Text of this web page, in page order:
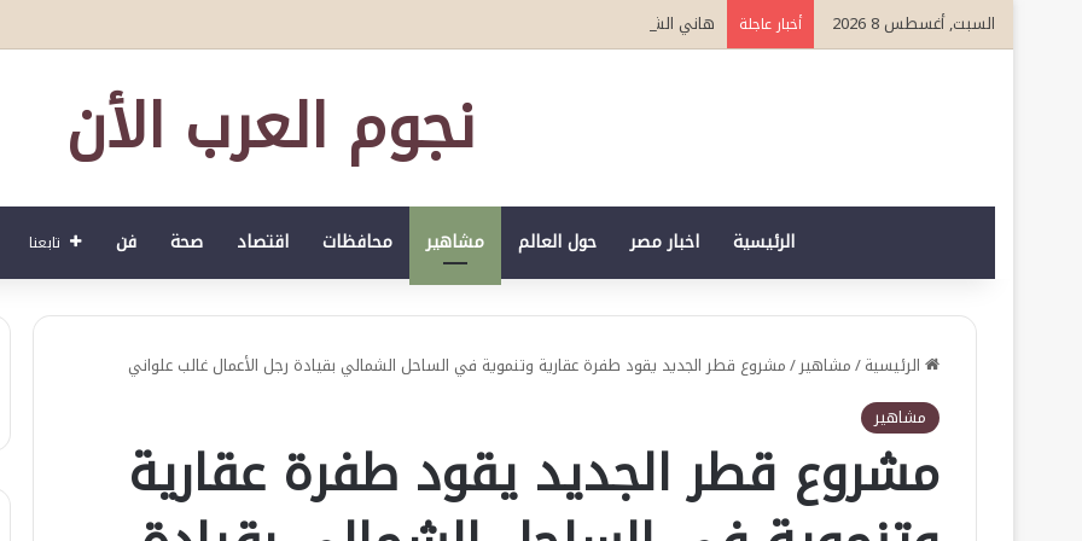
السبت, أغسطس 8 2026 أخبار عاجلة هاني الشريف وكيلاً لـ “UN MTC” بجدة ويتوج بجائزة “القائد المؤثر”
نجوم العرب الأن
الرئيسية اخبار مصر حول العالم مشاهير محافظات اقتصاد صحة فن تابعنا
الرئيسية/مشاهير/مشروع قطر الجديد يقود طفرة عقارية وتنموية في الساحل الشمالي بقيادة رجل الأعمال غالب علواني
مشاهير
مشروع قطر الجديد يقود طفرة عقارية